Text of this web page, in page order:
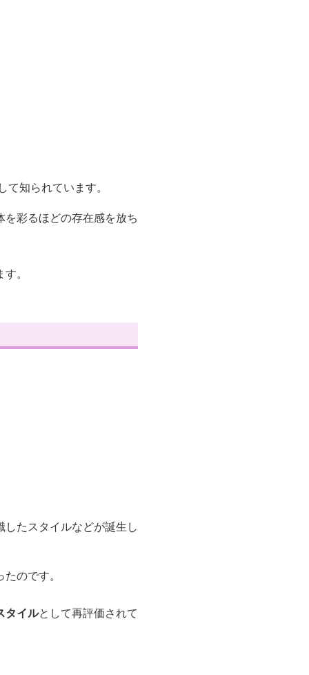
て知られています。
彩るほどの存在感を放ち
。
たスタイルなどが誕生し
のです。
タイルとして再評価されて